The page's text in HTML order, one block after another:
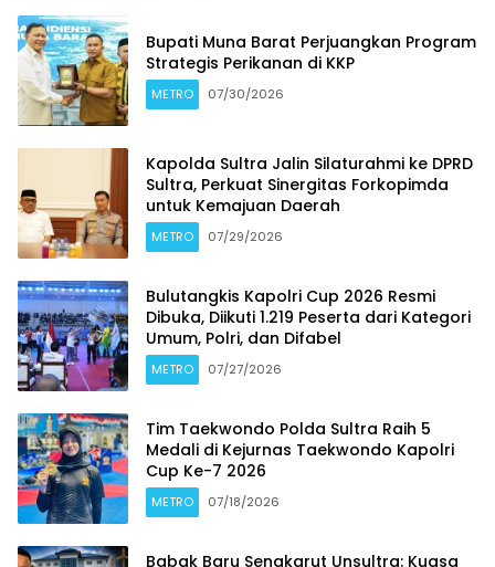
Bupati Muna Barat Perjuangkan Program
Strategis Perikanan di KKP
METRO 07/30/2026
Kapolda Sultra Jalin Silaturahmi ke DPRD
Sultra, Perkuat Sinergitas Forkopimda
untuk Kemajuan Daerah
METRO 07/29/2026
Bulutangkis Kapolri Cup 2026 Resmi
Dibuka, Diikuti 1.219 Peserta dari Kategori
Umum, Polri, dan Difabel
METRO 07/27/2026
Tim Taekwondo Polda Sultra Raih 5
Medali di Kejurnas Taekwondo Kapolri
Cup Ke-7 2026
METRO 07/18/2026
Babak Baru Sengkarut Unsultra: Kuasa